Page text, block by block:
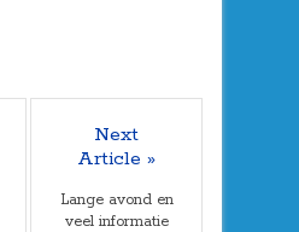
Next
Article »
Lange avond en
veel informatie